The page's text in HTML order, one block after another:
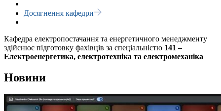
Досягнення кафедри
Кафедра електропостачання та енергетичного менеджменту
здійснює підготовку фахівців за спеціальністю 141 –
Електроенергетика, електротехніка та електромеханіка
Новини